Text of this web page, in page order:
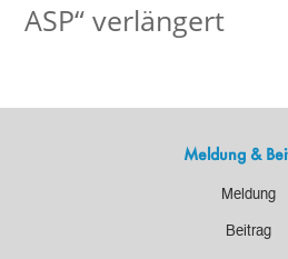
ASP“ verlängert
Meldung &
Meldung
Beitrag